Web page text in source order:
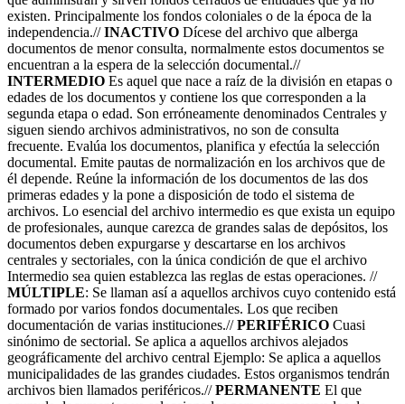
existen. Principalmente los fondos coloniales o de la época de la
independencia.//INACTIVO Dícese del archivo que alberga
documentos de menor consulta, normalmente estos documentos se
encuentran a la espera de la selección documental.//
INTERMEDIO Es aquel que nace a raíz de la división en etapas o
edades de los documentos y contiene los que corresponden a la
segunda etapa o edad. Son erróneamente denominados Centrales y
siguen siendo archivos administrativos, no son de consulta
frecuente. Evalúa los documentos, planifica y efectúa la selección
documental. Emite pautas de normalización en los archivos que de
él depende. Reúne la información de los documentos de las dos
primeras edades y la pone a disposición de todo el sistema de
archivos. Lo esencial del archivo intermedio es que exista un equipo
de profesionales, aunque carezca de grandes salas de depósitos, los
documentos deben expurgarse y descartarse en los archivos
centrales y sectoriales, con la única condición de que el archivo
Intermedio sea quien establezca las reglas de estas operaciones. //
MÚLTIPLE: Se llaman así a aquellos archivos cuyo contenido está
formado por varios fondos documentales. Los que reciben
documentación de varias instituciones.//PERIFÉRICO Cuasi
sinónimo de sectorial. Se aplica a aquellos archivos alejados
geográficamente del archivo central Ejemplo: Se aplica a aquellos
municipalidades de las grandes ciudades. Estos organismos tendrán
archivos bien llamados periféricos.//PERMANENTE El que